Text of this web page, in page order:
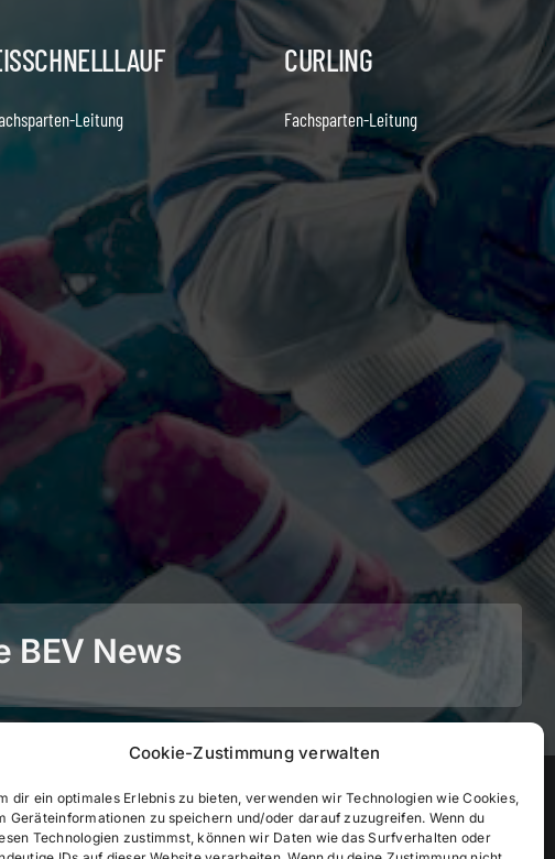
Cookie-Zustimmung verwalten
dir ein optimales Erlebnis zu bieten, verwenden wir Technologien wie Cookies,
Geräteinformationen zu speichern und/oder darauf zuzugreifen. Wenn du
Technologien zustimmst, können wir Daten wie das Surfverhalten oder
Leitung
CURLING
Fachsparten-Leitung
BEV News
© 2026 • BEV Bayerischer Eissportverband